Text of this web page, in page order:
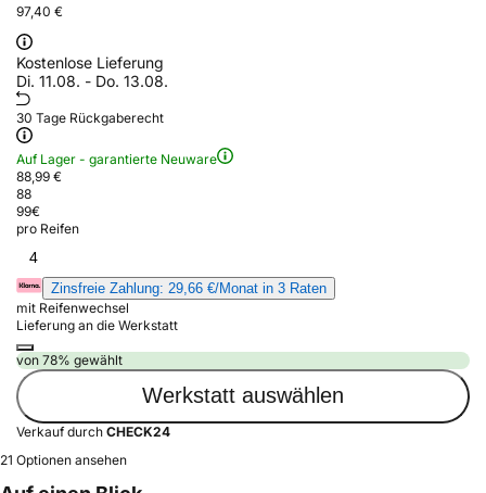
97,40 €
Kostenlose Lieferung
Di. 11.08. - Do. 13.08.
30 Tage Rückgaberecht
Auf Lager - garantierte Neuware
88,99 €
88
99€
pro Reifen
4
Zinsfreie Zahlung: 29,66 €/Monat in 3 Raten
mit Reifenwechsel
Lieferung an die Werkstatt
von 78% gewählt
Werkstatt auswählen
Verkauf durch CHECK24
21 Optionen ansehen